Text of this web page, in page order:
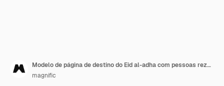
Modelo de página de destino do Eid al-adha com pessoas rezando
magnific